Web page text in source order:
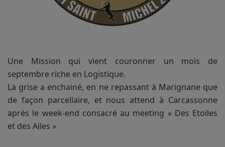
Une Mission qui vient couronner un mois de
septembre riche en Logistique.
La grise a enchainé, en ne repassant à Marignane que
de façon parcellaire, et nous attend à Carcassonne
après le week-end consacré au meeting « Des Etoiles
et des Ailes »